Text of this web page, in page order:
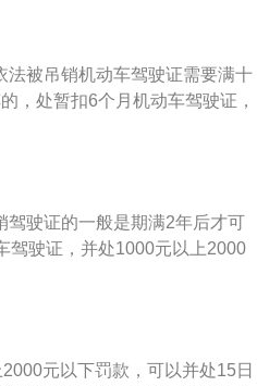
大交通事故，构成犯罪的；造
法被吊销机动车驾驶证需要满十
，处暂扣6个月机动车驾驶证，
机动车被处罚后，再次饮酒后驾
理部门约束至酒醒，吊销机动
得机动车驾驶证；3、饮酒后驾
，吊销机动车驾驶证，5年内不
驾驶证的一般是期满2年后才可
驾驶证，并处1000元以上2000
再次酒后驾驶机动车的，将被
重新申领驾驶证。
元以下罚款，可以并处15日